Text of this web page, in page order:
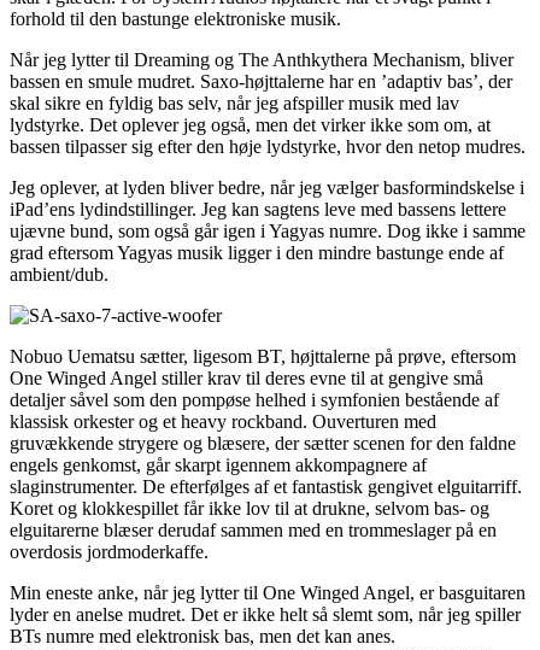
forhold til den bastunge elektroniske musik.
Når jeg lytter til Dreaming og The Anthkythera Mechanism, bliver
bassen en smule mudret. Saxo-højttalerne har en ’adaptiv bas’, der
skal sikre en fyldig bas selv, når jeg afspiller musik med lav
lydstyrke. Det oplever jeg også, men det virker ikke som om, at
bassen tilpasser sig efter den høje lydstyrke, hvor den netop mudres.
Jeg oplever, at lyden bliver bedre, når jeg vælger basformindskelse i
iPad’ens lydindstillinger. Jeg kan sagtens leve med bassens lettere
ujævne bund, som også går igen i Yagyas numre. Dog ikke i samme
grad eftersom Yagyas musik ligger i den mindre bastunge ende af
ambient/dub.
Nobuo Uematsu sætter, ligesom BT, højttalerne på prøve, eftersom
One Winged Angel stiller krav til deres evne til at gengive små
detaljer såvel som den pompøse helhed i symfonien bestående af
klassisk orkester og et heavy rockband. Ouverturen med
gruvækkende strygere og blæsere, der sætter scenen for den faldne
engels genkomst, går skarpt igennem akkompagnere af
slaginstrumenter. De efterfølges af et fantastisk gengivet elguitarriff.
Koret og klokkespillet får ikke lov til at drukne, selvom bas- og
elguitarerne blæser derudaf sammen med en trommeslager på en
overdosis jordmoderkaffe.
Min eneste anke, når jeg lytter til One Winged Angel, er basguitaren
lyder en anelse mudret. Det er ikke helt så slemt som, når jeg spiller
BTs numre med elektronisk bas, men det kan anes.